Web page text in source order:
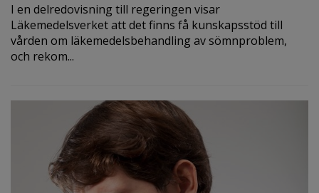
I en delredovisning till regeringen visar
Läkemedelsverket att det finns få kunskapsstöd till
vården om läkemedelsbehandling av sömnproblem,
och rekom...